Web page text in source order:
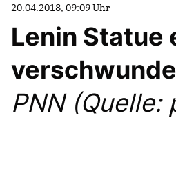
VITA
MEIN
20.04.2018, 09:09 Uhr
Lenin Statue
PNN (Quelle: